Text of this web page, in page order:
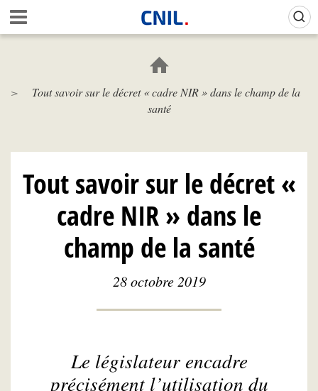
Aller
au
contenu
c
i
N
L
Tout savoir sur le décret « cadre NIR » dans le champ de la
santé
Tout savoir sur le décret «
cadre NIR » dans le
champ de la santé
28 octobre 2019
Le législateur encadre
précisément l’utilisation du
Gestion de vos préférences sur les cookies (témoins de connexion)